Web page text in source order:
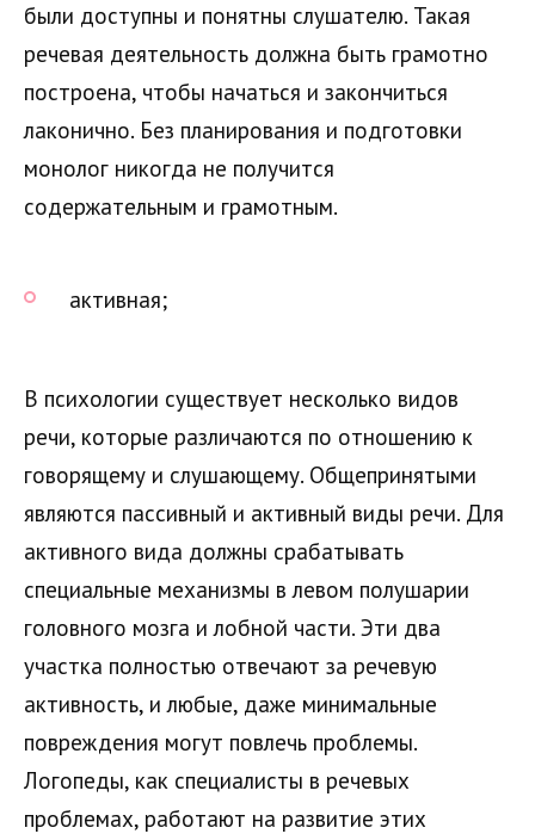
были доступны и понятны слушателю. Такая
речевая деятельность должна быть грамотно
построена, чтобы начаться и закончиться
лаконично. Без планирования и подготовки
монолог никогда не получится
содержательным и грамотным.
активная;
В психологии существует несколько видов
речи, которые различаются по отношению к
говорящему и слушающему. Общепринятыми
являются пассивный и активный виды речи. Для
активного вида должны срабатывать
специальные механизмы в левом полушарии
головного мозга и лобной части. Эти два
участка полностью отвечают за речевую
активность, и любые, даже минимальные
повреждения могут повлечь проблемы.
Логопеды, как специалисты в речевых
проблемах, работают на развитие этих